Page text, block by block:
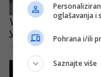
oglašavanja i
Pohrana i/ili
Saznajte više